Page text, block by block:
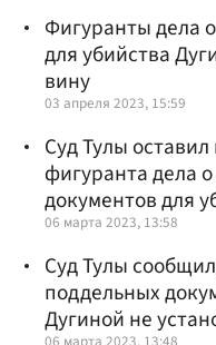
Фигуранты дела
для убийства
вину
03 апреля 2023, 15:59
Суд Тулы
фигуранта дела
документов для
06 марта 2023, 13:58
Суд Тулы
поддельных
Дугиной не